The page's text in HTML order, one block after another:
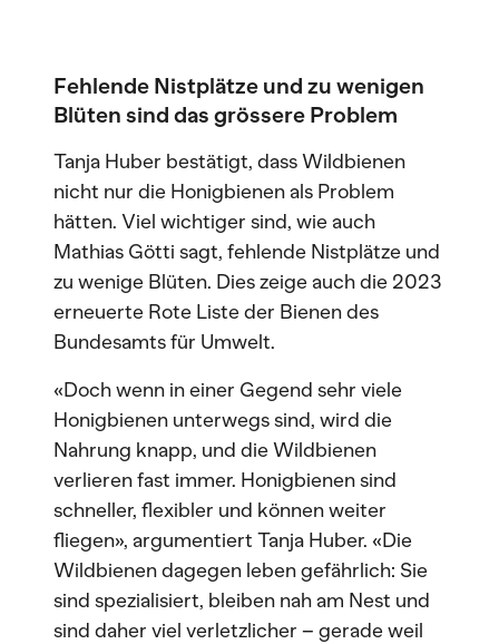
Fehlende Nistplätze und zu wenigen
Blüten sind das grössere Problem
Tanja Huber bestätigt, dass Wildbienen
nicht nur die Honigbienen als Problem
hätten. Viel wichtiger sind, wie auch
Mathias Götti sagt, fehlende Nistplätze und
zu wenige Blüten. Dies zeige auch die 2023
erneuerte Rote Liste der Bienen des
Bundesamts für Umwelt.
«Doch wenn in einer Gegend sehr viele
Honigbienen unterwegs sind, wird die
Nahrung knapp, und die Wildbienen
verlieren fast immer. Honigbienen sind
schneller, flexibler und können weiter
fliegen», argumentiert Tanja Huber. «Die
Wildbienen dagegen leben gefährlich: Sie
sind spezialisiert, bleiben nah am Nest und
sind daher viel verletzlicher – gerade weil